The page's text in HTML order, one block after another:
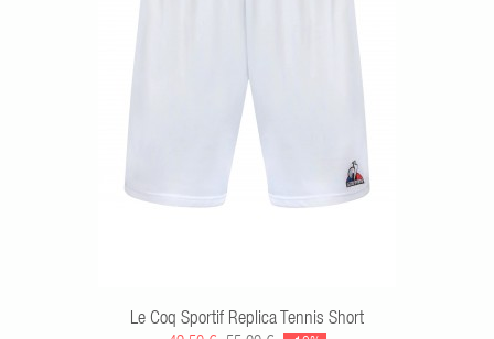
Le Coq Sportif Replica Tennis Short